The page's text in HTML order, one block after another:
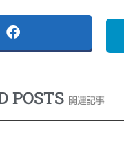
POSTS 関連記事